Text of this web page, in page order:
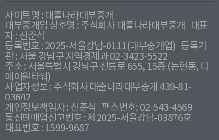
사이트명 : 대출나라대부중개
대부중개업 상호명 : 주식회사 대출나라대부중개
대표
자 : 신준식
등록번호 : 2025-서울강남-0111(대부중개업) 등록기
관 : 서울 강남구 지역경제과 02-3423-5522
주소 : 서울특별시 강남구 선릉로 655, 16층 (논현동, 디
에이원타워)
사업자정보 : 주식회사 대출나라대부중개 439-81-
03602
개인정보책임자 : 신준식
팩스번호: 02-543-4569
통신판매업신고번호 : 제2025-서울강남-03876호
대표번호 : 1599-9687